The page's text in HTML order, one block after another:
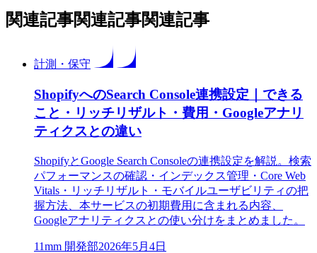
関連記事関連記事関連記事
計測・保守
ShopifyへのSearch Console連携設定｜できる
こと・リッチリザルト・費用・Googleアナリ
ティクスとの違い
ShopifyとGoogle Search Consoleの連携設定を解説。検索
パフォーマンスの確認・インデックス管理・Core Web
Vitals・リッチリザルト・モバイルユーザビリティの把
握方法、本サービスの初期費用に含まれる内容、
Googleアナリティクスとの使い分けをまとめました。
11mm 開発部2026年5月4日